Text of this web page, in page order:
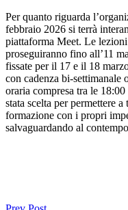
Per quanto riguarda
febbraio 2026 si terrà
piattaforma Meet. Le
proseguiranno fino all’11
fissate per il 17 e il 18
con cadenza bi-settimanale
oraria compresa tra le
stata scelta per permettere
formazione con i propri
salvaguardando al